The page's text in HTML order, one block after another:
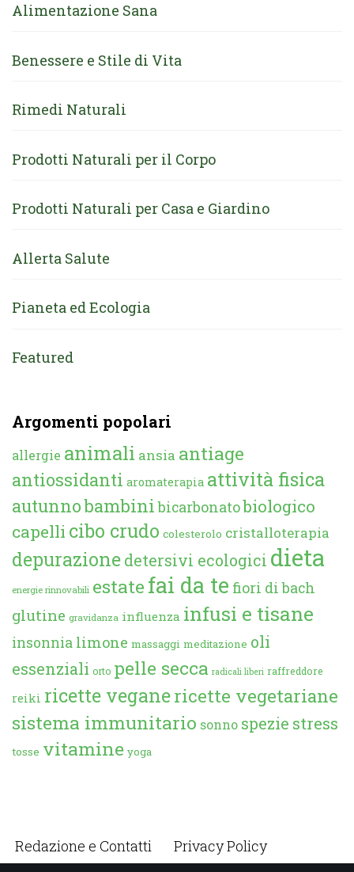
Alimentazione Sana
Benessere e Stile di Vita
Rimedi Naturali
Prodotti Naturali per il Corpo
Prodotti Naturali per Casa e Giardino
Allerta Salute
Pianeta ed Ecologia
Featured
Argomenti popolari
allergie animali ansia antiage
antiossidanti aromaterapia attività fisica
autunnobambini bicarbonatobiologico
capelli cibo crudo colesterolo cristalloterapia
depurazione detersivi ecologici dieta
energie rinnovabili estate fai da te fiori di bach
glutine gravidanza influenza infusi e tisane
insonnia limone massaggi meditazione oli
essenziali orto pelle secca radicali liberi raffreddore
reiki ricette veganericette vegetariane
sistema immunitario sonno spezie stress
tosse vitamine yoga
Redazione e Contatti Privacy Policy